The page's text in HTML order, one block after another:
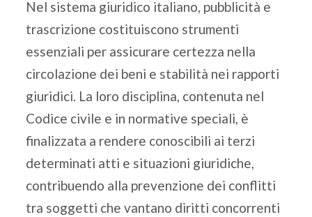
Nel sistema giuridico italiano, pubblicità e
trascrizione costituiscono strumenti
essenziali per assicurare certezza nella
circolazione dei beni e stabilità nei rapporti
giuridici. La loro disciplina, contenuta nel
Codice civile e in normative speciali, è
finalizzata a rendere conoscibili ai terzi
determinati atti e situazioni giuridiche,
contribuendo alla prevenzione dei conflitti
tra soggetti che vantano diritti concorrenti